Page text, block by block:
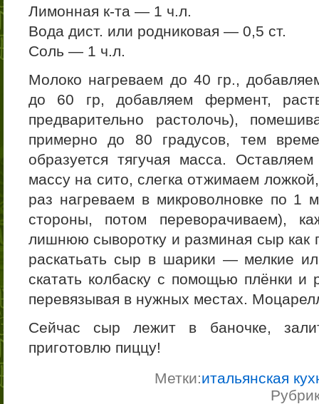
Лимонная к-та — 1 ч.л.
Вода дист. или родниковая — 0,5 ст.
Соль — 1 ч.л.
Молоко нагреваем до 40 гр.,
до 60 гр, добавляем фермент,
предварительно растолочь),
примерно до 80 градусов, тем
образуется тягучая масса.
массу на сито, слегка отжимаем
раз нагреваем в микроволновке по 1
стороны, потом переворачиваем),
лишнюю сыворотку и разминая сыр как
раскатьать сыр в шарики — мелкие
скатать колбаску с помощью плёнки и
перевязывая в нужных местах.
Сейчас сыр лежит в баночке,
приготовлю пиццу!
Метки:итальянская